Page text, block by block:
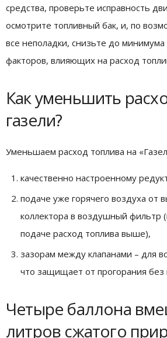
средства, проверьте исправность
осмотрите топливный бак, и, по
все неполадки, снизьте до минимума
факторов, влияющих на расход
Как уменьшить
газели?
Уменьшаем расход топлива на
качественно настроенному
подаче уже горячего воздуха от
коллектора в воздушный фильтр
подаче расход топлива выше),
зазорам между клапанами – для
что защищает от прогорания
Четыре баллона
литров сжатого